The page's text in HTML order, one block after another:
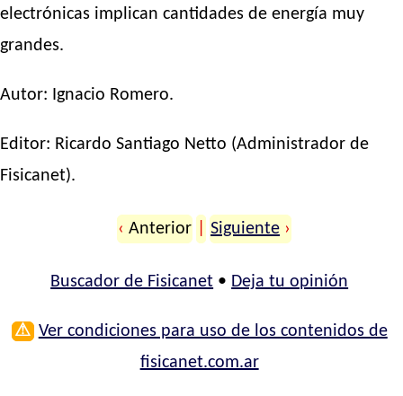
electrónicas implican cantidades de energía muy
grandes.
Autor: Ignacio Romero.
Editor: Ricardo Santiago Netto (Administrador de
Fisicanet).
‹ Anterior Siguiente ›
Buscador de Fisicanet • Deja tu opinión
⚠ Ver condiciones para uso de los contenidos de
fisicanet.com.ar